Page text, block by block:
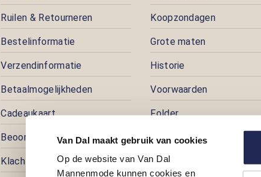
Van Dal maakt gebruik van cookies
Op de website van Van Dal
Mannenmode kunnen cookies en
Ruilen & Retourneren
Bestelinformatie
Verzendinformatie
Betaalmogelijkheden
Cadeaukaart
Beoordelingen
Klachtenafhandeling
Koopzondagen
Grote maten
Historie
Voorwaarden
Folder
Pers
Prijspuzzel